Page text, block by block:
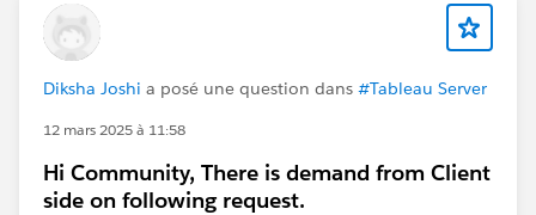
Diksha Joshi a posé une question dans #Tableau Server
12 mars 2025 à 11:58
Hi Community, There is demand from Client
side on following request.